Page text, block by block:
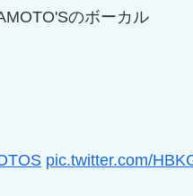
のボーカル
pic.twitter.com/